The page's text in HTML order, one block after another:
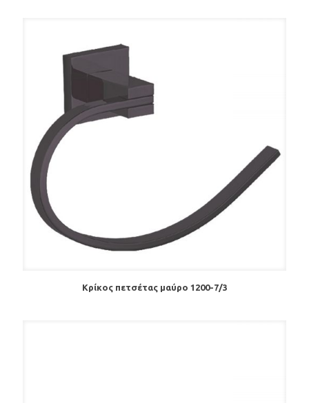
Κρίκος πετσέτας μαύρο 1200-7/3